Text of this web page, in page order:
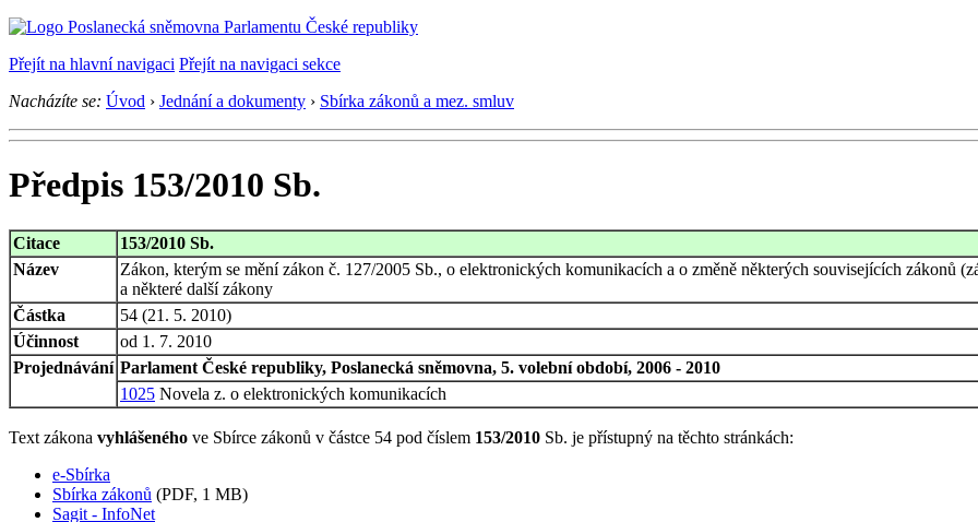
Přejít na hlavní navigaci Přejít na navigaci sekce
Nacházíte se: Úvod › Jednání a dokumenty › Sbírka zákonů a mez. smluv
Předpis 153/2010 Sb.
Citace
153/2010 Sb.
Název
Zákon, kterým se mění zákon č. 127/2005 Sb., o elektronických komunikacích a o změně některých souvisejících zákonů
a některé další zákony
Částka
54 (21. 5. 2010)
Účinnost
od 1. 7. 2010
Projednávání Parlament České republiky, Poslanecká sněmovna, 5. volební období, 2006 - 2010
1025 Novela z. o elektronických komunikacích
Text zákona vyhlášeného ve Sbírce zákonů v částce 54 pod číslem 153/2010 Sb. je přístupný na těchto stránkách:
e-Sbírka
Sbírka zákonů (PDF, 1 MB)
Sagit - InfoNet